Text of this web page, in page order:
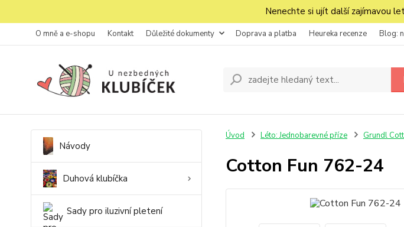
Nenechte si ujít další zajímavou
O mně a e-shopu Kontakt Důležité dokumenty Doprava a platba Heureka recenze Blog:
Návody
Duhová klubíčka
Sady pro iluzivní pletení
Úvod Léto: Jednobarevné příze Grundl
Cotton Fun 762-24